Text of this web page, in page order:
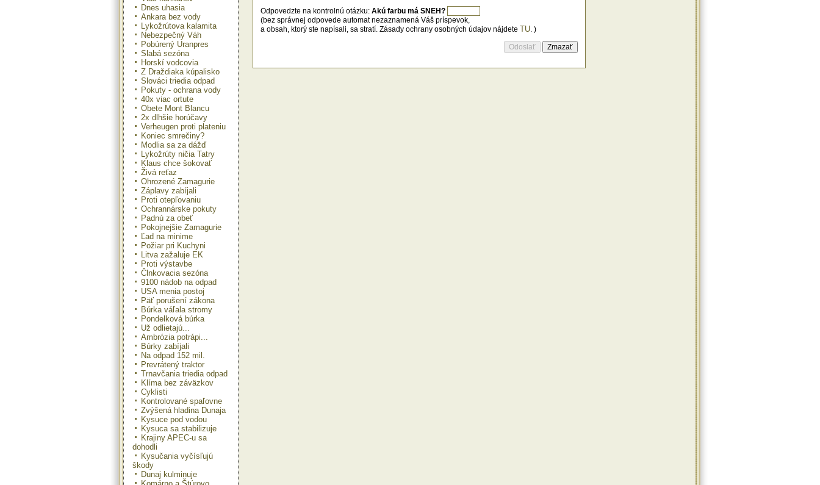
Dnes uhasia
Ankara bez vody
Lykožrútova kalamita
Nebezpečný Váh
Pobúrený Uranpres
Slabá sezóna
Horskí vodcovia
Z Draždiaka kúpalisko
Slováci triedia odpad
Pokuty - ochrana vody
40x viac ortute
Obete Mont Blancu
2x dlhšie horúčavy
Verheugen proti plateniu
Koniec smrečiny?
Modlia sa za dážď
Lykožrúty ničia Tatry
Klaus chce šokovať
Živá reťaz
Ohrozené Zamagurie
Záplavy zabíjali
Proti otepľovaniu
Ochrannárske pokuty
Padnú za obeť
Pokojnejšie Zamagurie
Ľad na minime
Požiar pri Kuchyni
Litva zažaluje EK
Proti výstavbe
Člnkovacia sezóna
9100 nádob na odpad
USA menia postoj
Päť porušení zákona
Búrka váľala stromy
Pondelková búrka
Už odlietajú...
Ambrózia potrápi...
Búrky zabíjali
Na odpad 152 mil.
Prevrátený traktor
Trnavčania triedia odpad
Klíma bez záväzkov
Cyklisti
Kontrolované spaľovne
Zvýšená hladina Dunaja
Kysuce pod vodou
Kysuca sa stabilizuje
Krajiny APEC-u sa
dohodli
Kysučania vyčísľujú
škody
Dunaj kulminuje
Odpovedzte na kontrolnú otázku: Akú farbu má SNEH?
(bez správnej odpovede automat nezaznamená Váš príspevok,
a obsah, ktorý ste napísali, sa stratí. Zásady ochrany osobných údajov nájdete TU. )